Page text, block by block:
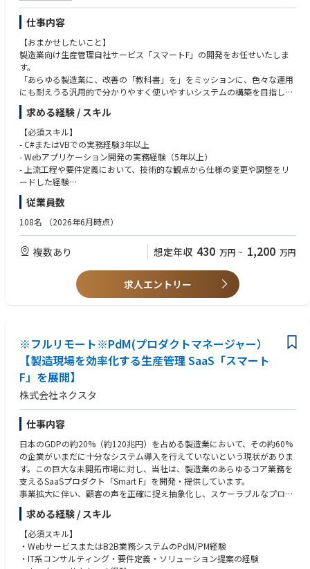
【魅力】
◎事業の将来性
製造業界において、CASEへの対応IoT化が進む中で、MBSE/MBDのニーズ
が益々増えてくることが予想されており、同領域のスペシャリスト集団と
して業界をリードしていきます。また、図研(株)からの出資、バックアッ
プもあり、大手顧客との新規窓口も開設済みのことからも、安定性と将来
性を感じられる企業です。
◎エンジニアリングのスキルアップ
高い専門性を持つメンバーが在籍しており、それぞれの強み、スキルを補
完し合いながらチームとしてプロジェクトを推進し、コンサルタントとし
て必要な技術、スキル、経験を詰める環境です。
◎働きやすい環境
給与制度、就業制度などを在籍メンバーが働きやすいように、独自に設計
しております。
◎裁量を持って働ける環境
ぞれの強み、スキルを鑑みて、プロジェクトをアサインするため、プロジ
ェクトリーダーを任されるケースもございます。
顧客が抱える悩み、課題を同社が持つ専門性、知見を活かしソリューショ
◎最先端と古き良き技術の融合
最先端のソフトウェア、AIなどの技術と自動車業界の技術とを体感するこ
とができ、スキル向上につながります。
他社のような受託ベースではなく、上流のR＆Dの段階で入り込むので、コ
アな技術に触れることができます。
【残業について】20～30時間程度。4～6月が閑散期、11～3月に向けて繁
忙期
【有給休暇について】業務に支障のない範囲であれば、半日休/1日休/連
続休と自由に取得可能。
【転勤について】在宅勤務100％近いビジネススタイルのため、転勤の可
能性については検討しておりません。もし将来的に会社のビジネススタイ
ルに変化があり、転勤などの話がある場合は、ご本人の意思確認や費用負
担等は検討いたします。
年次有給休暇は当該年度中に使用しなかったときは、次の年度に繰り越す
ことが可能。
※有給取得促進のためにアナウンスあり
【中途入社者のバックグラウンド】
完成車メーカー、Tier1サプライヤー、電機メーカー、MBDベンダー等
■開発環境 ※以下のいずれかのご経験をお持ちの方は尚可
プログラミング言語：MATLAB、Python、VBA、C/C++
システムモデリング言語：SysML、UML
モデリングツール：Simulink、Amesim、SimulationX、Dymola、OpenM
odelica、GT-SUITE
車両シミュレータ：CarSim、CarMaker
MBSEツール：Cameo Systems Modeler、GENESYS、Phoenix ModelCent
er
最適化ツール：modeFRONTIER
仕事内容
【おまかせしたいこと】
製造業向け生産管理自社サービス「スマートF」の開発をお任せいたしま
す。
「あらゆる製造業に、改善の「教科書」を」をミッションに、色々な運用
にも耐えうる汎用的で分かりやすく使いやすいシステムの構築を目指して
います。
- 具体的な業務内容
- プロダクト開発と課題定義
- 企画側が提示する要件に対し、業務フローやDB構造との整合性を検証・
提案
- 複雑なドメイン知識を整理し、拡張性の高いモデルへ落とし込む設計業
- プロダクトの肥大化を防ぐための「機能追加の抑制」や「共通化」の判
断
- AIの活用(ClaudeCode, Devin, gemini等)を前提とした開発フローの構築
- 開発時間を圧縮し、浮いた時間を「ドメインの理解」と「設計の検討」
に充てるスタイルの実践
ューや設計判断の基準作り
【ネクスタの特徴】
・フルリモート
・フルフレックス
・自社開発プロダクト
・製造業向けSaaS
【開発組織】
・PO1名、PdM1名、企画/設計エンジニア3名
・フルスタックエンジニア7名、業務委託2名
・機能ごとにチームが分けていて3チームで稼働中
【開発体制】
・アジャイル開発
・POがユーザインタビューからの要望の管理
・PdMと企画/設計エンジニアで仕様の策定
・実装担当者であっても、仕様の関与も随時実施
・デザインコンセプトはデザイナーで決定
求める経験 / スキル
【必須スキル】
- C#またはVBでの実務経験3年以上
- Webアプリケーション開発の実務経験（5年以上）
- 上流工程や要件定義において、技術的な観点から仕様の変更や調整をリ
ードした経験
- チームでのアーキテクチャ設計・意思決定の経験
【歓迎スキル】
-SQLServer, ASP.NET MVC WebAPI, AWS, Azure, React/Vue.js（今後Blaz
orに移行予定）
- AIコーディングツールを実務で使い込んでいる方
従業員数
108名 （2026年6月時点）
複数あり 想定年収 430 万円 ~ 1,200 万円
求人エントリー
※フルリモート※PdM(プロダクトマネージャー）
【製造現場を効率化する生産管理 SaaS「スマート
F」を展開】
株式会社ネクスタ
仕事内容
日本のGDPの約20%（約120兆円）を占める製造業において、その約60%
の企業がいまだに十分なシステム導入を行えていないという現状がありま
す。この巨大な未開拓市場に対し、当社は、製造業のあらゆるコア業務を
支えるSaaSプロダクト「Smart F」を開発・提供しています。
事業拡大に伴い、顧客の声を正確に捉え抽象化し、スケーラブルなプロダ
クトに落とし込むプロダクトマネージャーを募集します。
◆◆業務のミッション
・現場課題の構造化：製造現場の運用や多岐にわたる要望をヒアリング
し、本質的な課題を特定する。
求める経験 / スキル
【必須スキル】
・WebサービスまたはB2B業務システムのPdM/PM経験
・IT系コンサルティング・要件定義・ソリューション提案の経験